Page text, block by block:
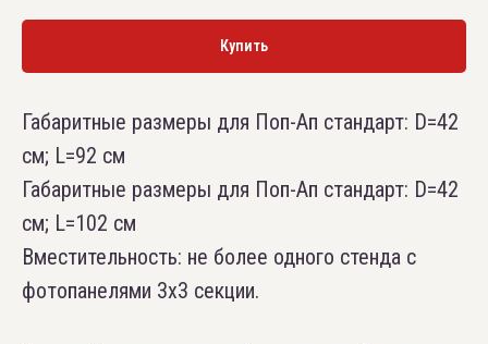
Купить
Габаритные размеры для Поп-Ап стандарт: D=42
см; L=92 см
Габаритные размеры для Поп-Ап стандарт: D=42
см; L=102 см
Вместительность: не более одного стенда с
фотопанелями 3х3 секции.